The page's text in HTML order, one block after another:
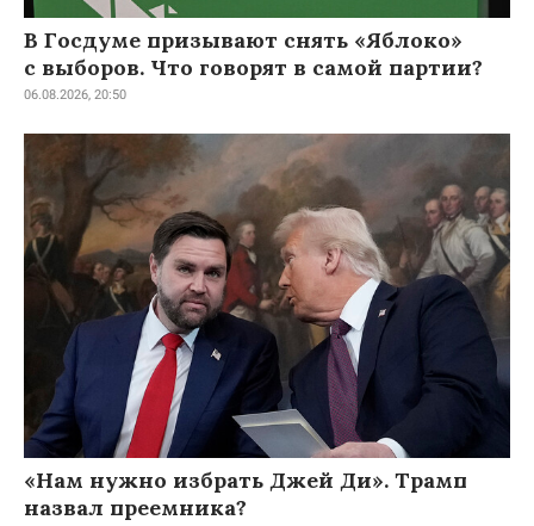
В Госдуме призывают снять «Яблоко»
с выборов. Что говорят в самой партии?
06.08.2026, 20:50
«Нам нужно избрать Джей Ди». Трамп
назвал преемника?